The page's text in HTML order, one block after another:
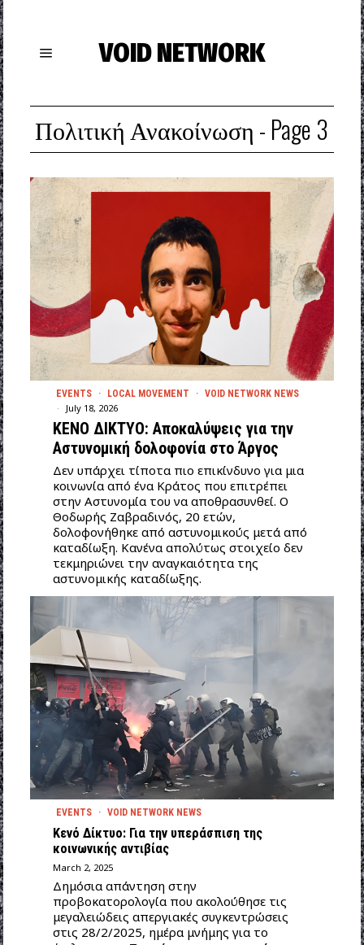
VOID NETWORK
Πολιτική Ανακοίνωση - Page 3
EVENTS · LOCAL MOVEMENT · VOID NETWORK NEWS
July 18, 2026
ΚΕΝΟ ΔΙΚΤΥΟ: Αποκαλύψεις για την
Αστυνομική δολοφονία στο Άργος
Δεν υπάρχει τίποτα πιο επικίνδυνο για μια
κοινωνία από ένα Κράτος που επιτρέπει
στην Αστυνομία του να αποθρασυνθεί. Ο
Θοδωρής Ζαβραδινός, 20 ετών,
δολοφονήθηκε από αστυνομικούς μετά από
καταδίωξη. Κανένα απολύτως στοιχείο δεν
τεκμηριώνει την αναγκαιότητα της
αστυνομικής καταδίωξης.
EVENTS · VOID NETWORK NEWS
Κενό Δίκτυο: Για την υπεράσπιση της
κοινωνικής αντιβίας
March 2, 2025
Δημόσια απάντηση στην
προβοκατορολογία που ακολούθησε τις
μεγαλειώδεις απεργιακές συγκεντρώσεις
στις 28/2/2025, ημέρα μνήμης για το